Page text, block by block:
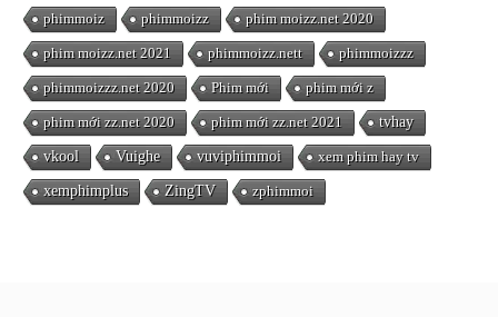
phimmoiz phimmoizz phim moizz.net 2020
phim moizz.net 2021 phimmoizz.nett phimmoizzz
phimmoizzz.net 2020 Phim mới phim mới z
phim mới zz.net 2020 phim mới zz.net 2021 tvhay
vkool Vuighe vuviphimmoi xem phim hay tv
xemphimplus ZingTV zphimmoi